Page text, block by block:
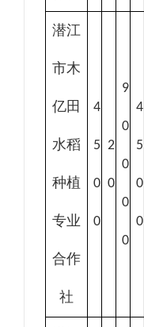
潜江
市木
亿田
水稻
种植
专业
合作
社
4
5
0
0
2
0
9
0
0
0
0
4
5
0
0